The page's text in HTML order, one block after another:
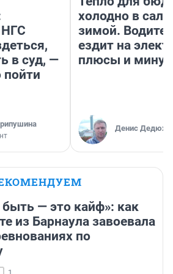
в суд, —
холодно в
зимой.
ездит на
плюсы и
Денис
— это кайф»: как
из Барнаула завоевала
по